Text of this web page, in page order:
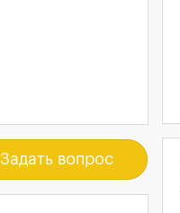
Задать вопрос